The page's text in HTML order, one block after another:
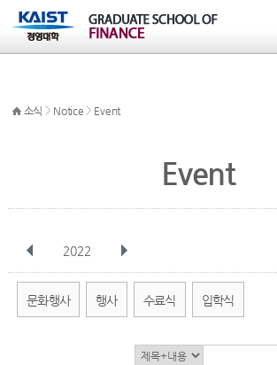
소식 > Notice > Event
Event
2022
전체 1월 2월 4월 5월 6월
문화행사 행사 수료식 입학식